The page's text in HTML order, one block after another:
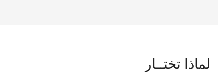
لماذا تختــار